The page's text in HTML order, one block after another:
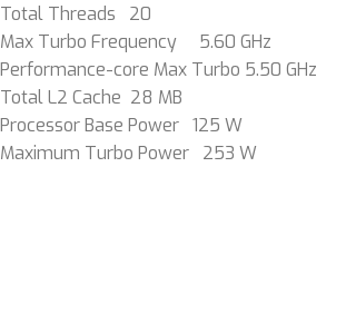
Total Threads 20
Max Turbo Frequency
5.60 GHz
Performance-core Max Turbo 5.50 GHz
Total L2 Cache 28 MB
Processor Base Power 125 W
Maximum Turbo Power 253 W